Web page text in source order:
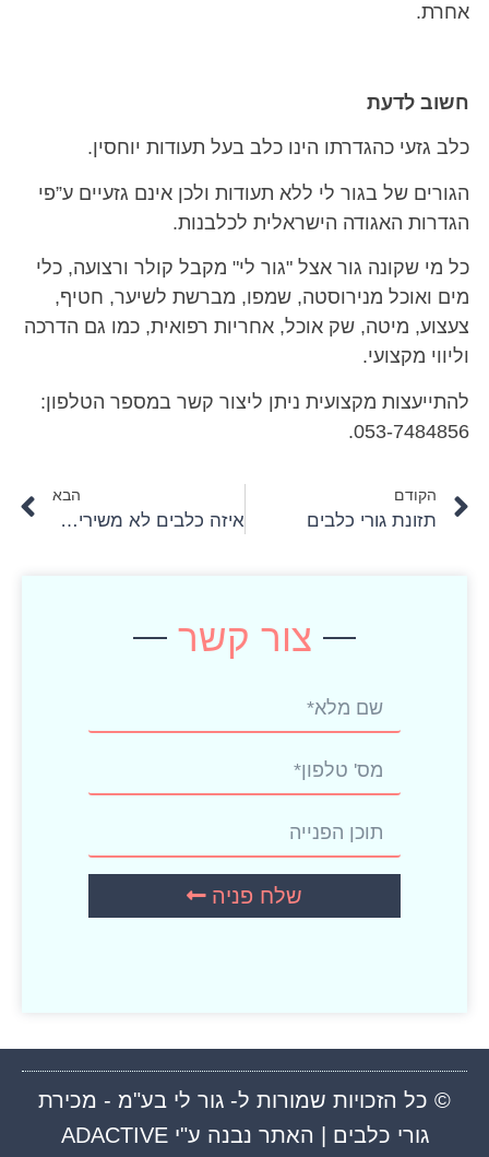
אחרת.
חשוב לדעת
כלב גזעי כהגדרתו הינו כלב בעל תעודות יוחסין.
הגורים של בגור לי ללא תעודות ולכן אינם גזעיים ע”פי
הגדרות האגודה הישראלית לכלבנות.
כל מי שקונה גור אצל "גור לי" מקבל קולר ורצועה, כלי
מים ואוכל מנירוסטה, שמפו, מברשת לשיער, חטיף,
צעצוע, מיטה, שק אוכל, אחריות רפואית, כמו גם הדרכה
וליווי מקצועי.
להתייעצות מקצועית ניתן ליצור קשר במספר הטלפון:
053-7484856.
הקודם
תזונת גורי כלבים
הבא
איזה כלבים לא משירים שיער ?- כל המידע המלא
צור קשר
שלח פניה
© כל הזכויות שמורות ל- גור לי בע"מ - מכירת
גורי כלבים | האתר נבנה ע"י ADACTIVE